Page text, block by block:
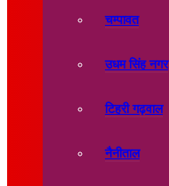
चम्पावत
उधम सिंह नगर
टिहरी गढ़वाल
नैनीताल